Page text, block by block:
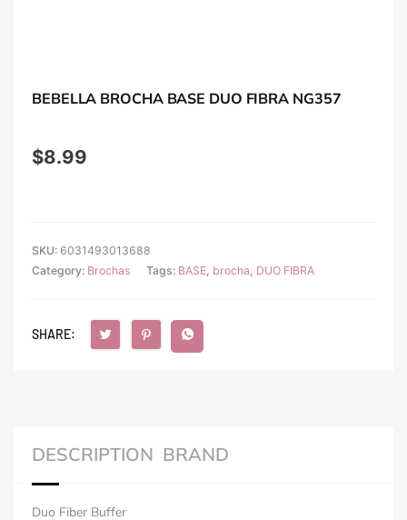
BEBELLA BROCHA BASE DUO FIBRA NG357
$8.99
SKU: 6031493013688
Category: Brochas Tags: BASE brocha DUO FIBRA
SHARE:
DESCRIPTION BRAND
Duo Fiber Buffer